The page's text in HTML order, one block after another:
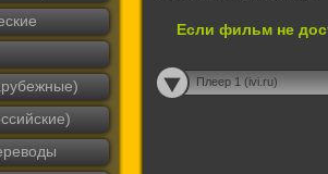
Если фильм не
Плеер 1 (ivi.ru)